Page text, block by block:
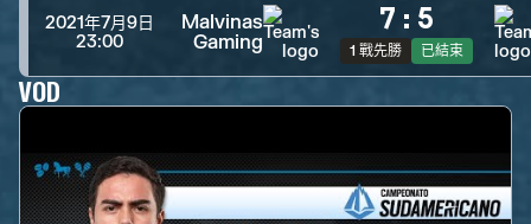
2021年7月9日
23:00
Malvinas
Gaming
7 : 5
1 戰先勝 已結束
VOD